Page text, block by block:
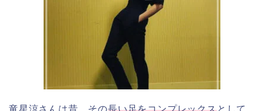
竜星涼さんは昔、その長い足をコンプレックスとして